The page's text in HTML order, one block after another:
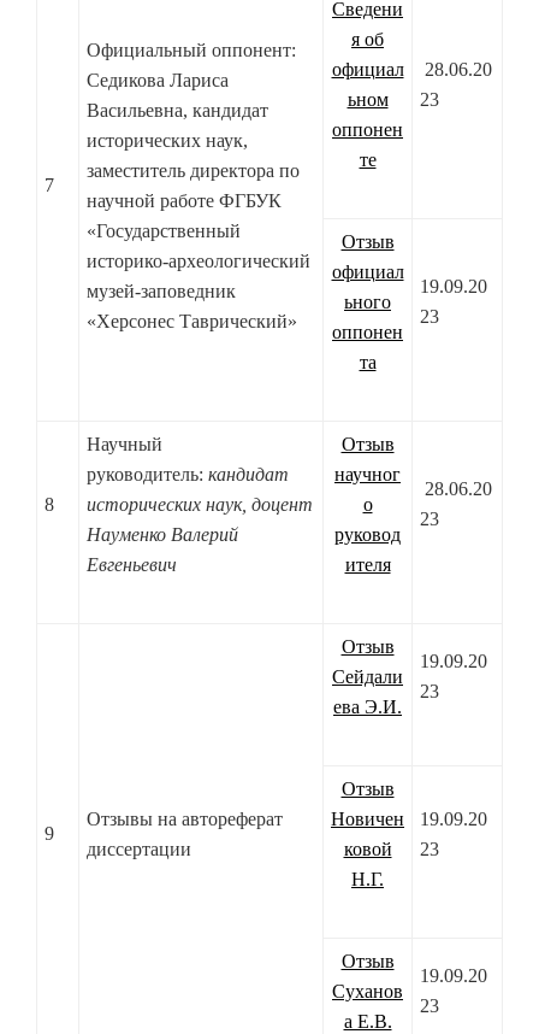
7
Официальный оппонент:
Седикова Лариса
Васильевна, кандидат
исторических наук,
заместитель директора по
научной работе ФГБУК
«Государственный
историко-археологический
музей-заповедник
«Херсонес Таврический»
Сведени
я об
официал
ьном
оппонен
те
28.06.20
23
Отзыв
официал
ьного
оппонен
та
19.09.20
23
8
Научный
руководитель: кандидат
исторических наук, доцент
Науменко Валерий
Евгеньевич
Отзыв
научног
о
руковод
ителя
28.06.20
23
9
Отзывы на автореферат
диссертации
Отзыв
Сейдали
ева Э.И.
19.09.20
23
Отзыв
Новичен
ковой
Н.Г.
19.09.20
23
Отзыв
Суханов
а Е.В.
19.09.20
23